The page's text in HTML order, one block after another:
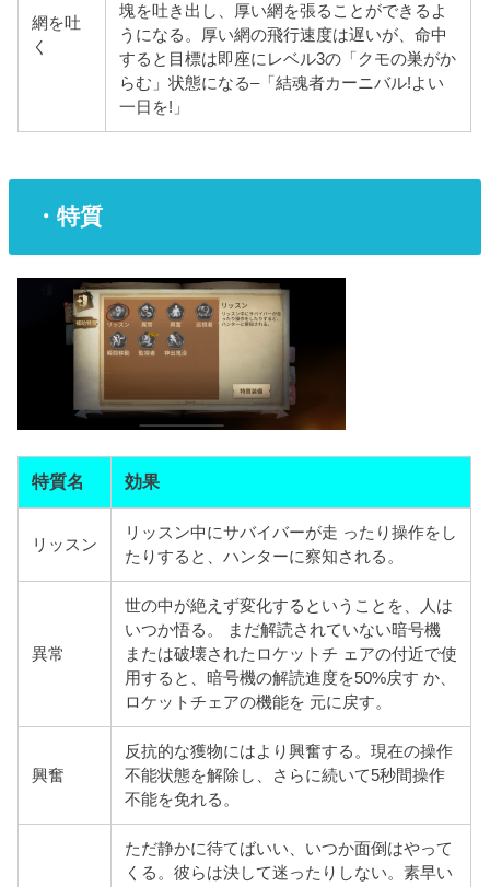
網を吐
く
塊を吐き出し、厚い網を張ることができるよ
うになる。厚い網の飛行速度は遅いが、命中
すると目標は即座にレベル3の「クモの巣がか
らむ」状態になる–「結魂者カーニバル!よい
一日を!」
・特質
特質名 効果
リッスン
リッスン中にサバイバーが走 ったり操作をし
たりすると、ハンターに察知される。
異常
世の中が絶えず変化するということを、人は
いつか悟る。 まだ解読されていない暗号機
または破壊されたロケットチ ェアの付近で使
用すると、暗号機の解読進度を50%戻す か、
ロケットチェアの機能を 元に戻す。
興奮
反抗的な獲物にはより興奮する。現在の操作
不能状態を解除し、さらに続いて5秒間操作
不能を免れる。
ただ静かに待てばいい、いつか面倒はやって
くる。彼らは決して迷ったりしない。素早い